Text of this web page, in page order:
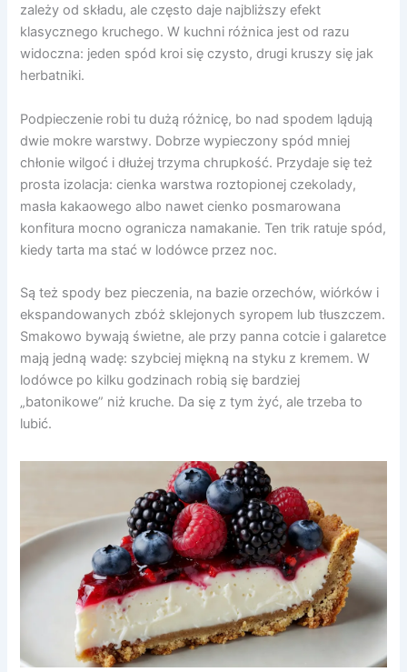
zależy od składu, ale często daje najbliższy efekt
klasycznego kruchego. W kuchni różnica jest od razu
widoczna: jeden spód kroi się czysto, drugi kruszy się jak
herbatniki.
Podpieczenie robi tu dużą różnicę, bo nad spodem lądują
dwie mokre warstwy. Dobrze wypieczony spód mniej
chłonie wilgoć i dłużej trzyma chrupkość. Przydaje się też
prosta izolacja: cienka warstwa roztopionej czekolady,
masła kakaowego albo nawet cienko posmarowana
konfitura mocno ogranicza namakanie. Ten trik ratuje spód,
kiedy tarta ma stać w lodówce przez noc.
Są też spody bez pieczenia, na bazie orzechów, wiórków i
ekspandowanych zbóż sklejonych syropem lub tłuszczem.
Smakowo bywają świetne, ale przy panna cotcie i galaretce
mają jedną wadę: szybciej miękną na styku z kremem. W
lodówce po kilku godzinach robią się bardziej
„batonikowe” niż kruche. Da się z tym żyć, ale trzeba to
lubić.